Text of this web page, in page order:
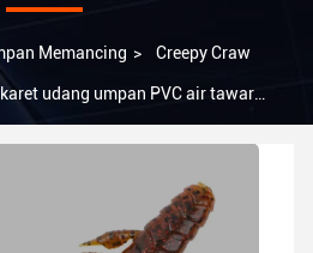
Memancing > Creepy Craw
udang umpan PVC air tawar